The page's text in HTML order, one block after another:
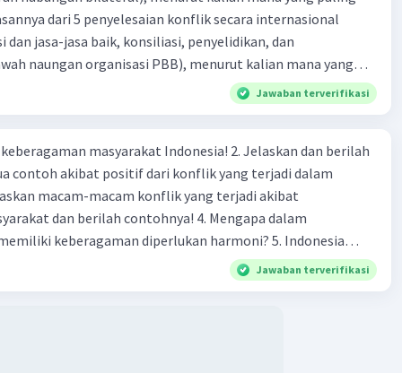
{ public static void main(String[] args) {
= new Cat(); Animal dog = new Dog(); cat.makeSound(); //
makeSound() dari objek Cat dog.makeSound(); //
makeSound() dari objek Dog } }
implementasi antarmuka yang memungkinkan kelas-
untuk menyediakan implementasi yang berbeda untuk
sama.
internasional
dan jasa-jasa baik, konsiliasi, penyelidikan, dan
naungan organisasi PBB), menurut kalian mana yang
alasannya
Jawaban terverifikasi
masyarakat Indonesia! 2. Jelaskan dan berilah
contoh akibat positif dari konflik yang terjadi dalam
dan berilah contohnya! 4. Mengapa dalam
keberagaman diperlukan harmoni? 5. Indonesia
yang kaya akan keberagaman baik dilihat dari agama, suku,
Berdasarkan pernyataan tersebut, apa yang dapat
Jawaban terverifikasi